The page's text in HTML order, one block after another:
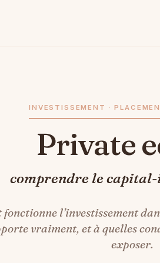
INVESTISSEMENT ·
Private
comprendre le
fonctionne l’investissement
vraiment, et à quelles
exposer.